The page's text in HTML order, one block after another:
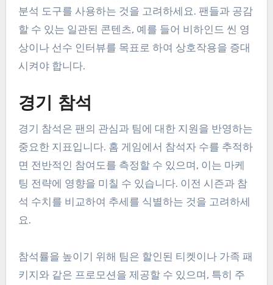
분석 도구를 사용하는 것을 고려하세요. 팬들과 공감
할 수 있는 일관된 콘텐츠, 예를 들어 비하인드 씬 영
상이나 선수 인터뷰를 목표로 하여 상호작용을 증대
시켜야 합니다.
경기 참석
경기 참석은 팬의 관심과 팀에 대한 지원을 반영하는
중요한 지표입니다. 홈 게임에서 참석자 수를 추적하
면 전반적인 참여도를 측정할 수 있으며, 이는 마케
팅 전략에 영향을 미칠 수 있습니다. 이전 시즌과 참
석 수치를 비교하여 추세를 식별하는 것을 고려하세
요.
참석률을 높이기 위해 팀은 할인된 티켓이나 가족 패
키지와 같은 프로모션을 제공할 수 있으며, 특히 주